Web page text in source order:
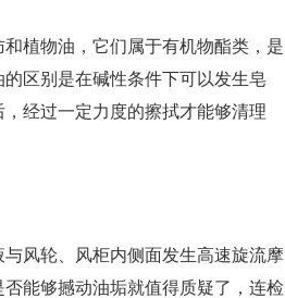
植物油，它们属于有机物酯类，是
区别是在碱性条件下可以发生皂
经过一定力度的擦拭才能够清理
风轮、风柜内侧面发生高速旋流摩
能够撼动油垢就值得质疑了，连检